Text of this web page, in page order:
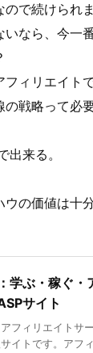
で続けられま
いなら、今一
ィリエイト
戦略って必
出来る。
ウの価値は十
学ぶ・稼ぐ・
サイト
フィリエイトサ
イトです。アフ